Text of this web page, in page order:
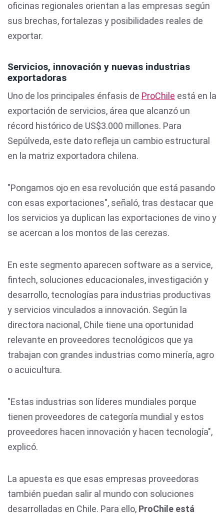
oficinas regionales orientan a las empresas según
sus brechas, fortalezas y posibilidades reales de
exportar.
Servicios, innovación y nuevas industrias
exportadoras
Uno de los principales énfasis de ProChile está en la
exportación de servicios, área que alcanzó un
récord histórico de US$3.000 millones. Para
Sepúlveda, este dato refleja un cambio estructural
en la matriz exportadora chilena.
"Pongamos ojo en esa revolución que está pasando
con esas exportaciones", señaló, tras destacar que
los servicios ya duplican las exportaciones de vino y
se acercan a los montos de las cerezas.
En este segmento aparecen software as a service,
fintech, soluciones educacionales, investigación y
desarrollo, tecnologías para industrias productivas
y servicios vinculados a innovación. Según la
directora nacional, Chile tiene una oportunidad
relevante en proveedores tecnológicos que ya
trabajan con grandes industrias como minería, agro
o acuicultura.
"Estas industrias son líderes mundiales porque
tienen proveedores de categoría mundial y estos
proveedores hacen innovación y hacen tecnología",
explicó.
La apuesta es que esas empresas proveedoras
también puedan salir al mundo con soluciones
desarrolladas en Chile. Para ello, ProChile está